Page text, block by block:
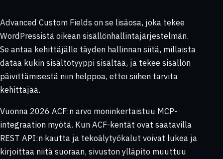
Advanced Custom Fields on se lisäosa, joka tekee
WordPressistä oikean sisällönhallintajärjestelmän.
Se antaa kehittäjälle täyden hallinnan siitä, millaista
dataa kukin sisältötyyppi sisältää, ja tekee sisällön
päivittämisestä niin helppoa, ettei siihen tarvita
kehittäjää.
Vuonna 2026 ACF:n arvo moninkertaistuu MCP-
integraation myötä. Kun ACF-kentät ovat saatavilla
REST API:n kautta ja tekoälytyökalut voivat lukea ja
kirjoittaa niitä suoraan, sivuston ylläpito muuttuu